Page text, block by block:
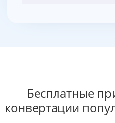
Бесплатные
конвертации